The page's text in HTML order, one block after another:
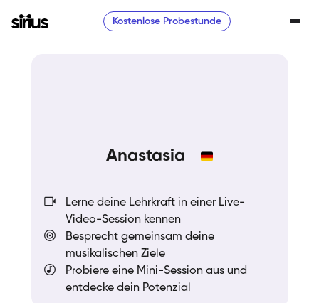
Kostenlose Probestunde
Anastasia
Lerne deine Lehrkraft in einer Live-
Video-Session kennen
Besprecht gemeinsam deine
musikalischen Ziele
Probiere eine Mini-Session aus und
entdecke dein Potenzial